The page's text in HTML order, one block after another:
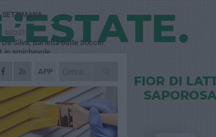
APP
SETTIMANA
AGOSTO
Silva, Barletta batte Soccer
in amichevole
LUGLIO
Wifi: fissate date e orari delle
giornate di campionato.
LUGLIO
piange l'immenso Franco
AGOSTO